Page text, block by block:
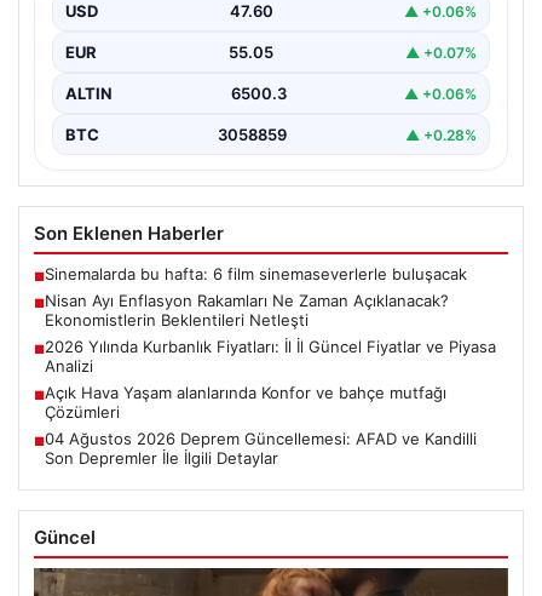
Türkiye İstatistik Kurumu (TÜİK) tarafından açıklanacak
USD 47.60 ▲ +0.06%
EUR 55.05 ▲ +0.07%
ALTIN 6500.3 ▲ +0.06%
BTC 3058859 ▲ +0.28%
Son Eklenen Haberler
■Sinemalarda bu hafta: 6 film sinemaseverlerle buluşacak
■Nisan Ayı Enflasyon Rakamları Ne Zaman Açıklanacak?
Ekonomistlerin Beklentileri Netleşti
■2026 Yılında Kurbanlık Fiyatları: İl İl Güncel Fiyatlar ve Piyasa
Analizi
■Açık Hava Yaşam alanlarında Konfor ve bahçe mutfağı
Çözümleri
■04 Ağustos 2026 Deprem Güncellemesi: AFAD ve Kandilli
Son Depremler İle İlgili Detaylar
Güncel